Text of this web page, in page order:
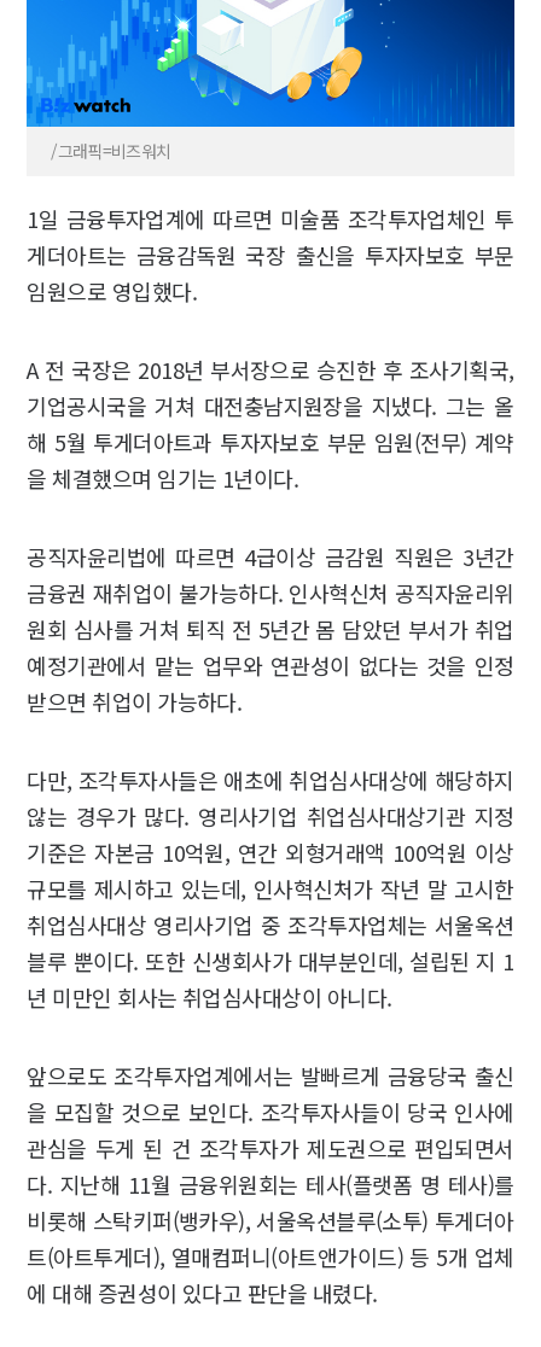
/그래픽=비즈워치
1일 금융투자업계에 따르면 미술품 조각투자업체인 투
게더아트는 금융감독원 국장 출신을 투자자보호 부문
임원으로 영입했다.
A 전 국장은 2018년 부서장으로 승진한 후 조사기획국,
기업공시국을 거쳐 대전충남지원장을 지냈다. 그는 올
해 5월 투게더아트과 투자자보호 부문 임원(전무) 계약
을 체결했으며 임기는 1년이다.
공직자윤리법에 따르면 4급이상 금감원 직원은 3년간
금융권 재취업이 불가능하다. 인사혁신처 공직자윤리위
원회 심사를 거쳐 퇴직 전 5년간 몸 담았던 부서가 취업
예정기관에서 맡는 업무와 연관성이 없다는 것을 인정
받으면 취업이 가능하다.
다만, 조각투자사들은 애초에 취업심사대상에 해당하지
않는 경우가 많다. 영리사기업 취업심사대상기관 지정
기준은 자본금 10억원, 연간 외형거래액 100억원 이상
규모를 제시하고 있는데, 인사혁신처가 작년 말 고시한
취업심사대상 영리사기업 중 조각투자업체는 서울옥션
블루 뿐이다. 또한 신생회사가 대부분인데, 설립된 지 1
년 미만인 회사는 취업심사대상이 아니다.
앞으로도 조각투자업계에서는 발빠르게 금융당국 출신
을 모집할 것으로 보인다. 조각투자사들이 당국 인사에
관심을 두게 된 건 조각투자가 제도권으로 편입되면서
다. 지난해 11월 금융위원회는 테사(플랫폼 명 테사)를
비롯해 스탁키퍼(뱅카우), 서울옥션블루(소투) 투게더아
트(아트투게더), 열매컴퍼니(아트앤가이드) 등 5개 업체
에 대해 증권성이 있다고 판단을 내렸다.